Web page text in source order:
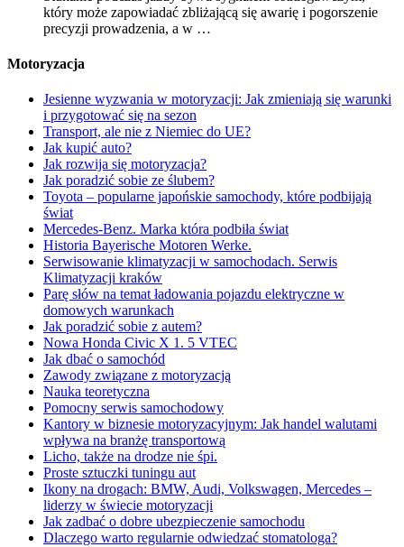
który może zapowiadać zbliżającą się awarię i pogorszenie
precyzji prowadzenia, a w …
Motoryzacja
Jesienne wyzwania w motoryzacji: Jak zmieniają się warunki
i przygotować się na sezon
Transport, ale nie z Niemiec do UE?
Jak kupić auto?
Jak rozwija się motoryzacja?
Jak poradzić sobie ze ślubem?
Toyota – popularne japońskie samochody, które podbijają
świat
Mercedes-Benz. Marka która podbiła świat
Historia Bayerische Motoren Werke.
Serwisowanie klimatyzacji w samochodach. Serwis
Klimatyzacji kraków
Parę słów na temat ładowania pojazdu elektryczne w
domowych warunkach
Jak poradzić sobie z autem?
Nowa Honda Civic X 1. 5 VTEC
Jak dbać o samochód
Zawody związane z motoryzacją
Nauka teoretyczna
Pomocny serwis samochodowy
Kantory w biznesie motoryzacyjnym: Jak handel walutami
wpływa na branżę transportową
Licho, także na drodze nie śpi.
Proste sztuczki tuningu aut
Ikony na drogach: BMW, Audi, Volkswagen, Mercedes –
liderzy w świecie motoryzacji
Jak zadbać o dobre ubezpieczenie samochodu
Dlaczego warto regularnie odwiedzać stomatologa?